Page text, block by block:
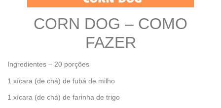
CORN DOG – COMO
FAZER
Ingredientes – 20 porções
1 xícara (de chá) de fubá de milho
1 xícara (de chá) de farinha de trigo